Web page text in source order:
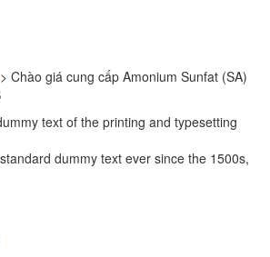
> Chào giá cung cấp Amonium Sunfat (SA)
text of the printing and typesetting
dummy text ever since the 1500s,